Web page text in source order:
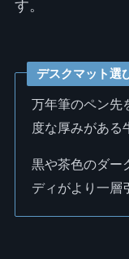
す。
デスクマット選
万年筆のペン先
度な厚みがある
黒や茶色のダー
ディがより一層